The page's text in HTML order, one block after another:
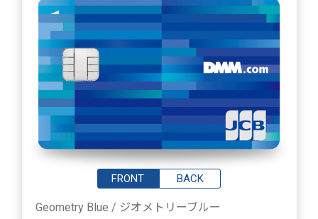
FRONT BACK
Geometry Blue / ジオメトリーブルー